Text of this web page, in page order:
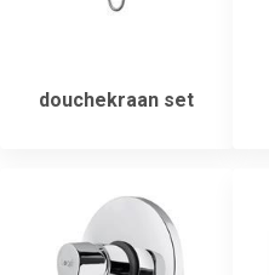
douchekraan set